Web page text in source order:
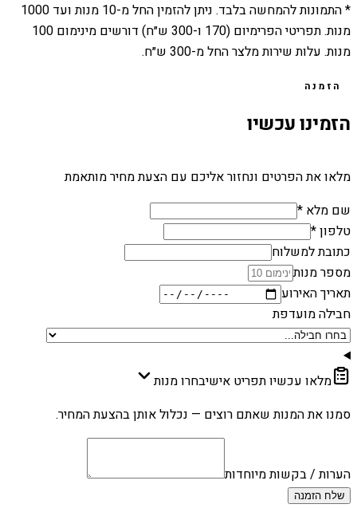
* התמונות להמחשה בלבד. ניתן להזמין החל מ-10 מנות ועד 1000
מנות. תפריטי הפרימיום (170 ו-300 ש״ח) דורשים מינימום 100
מנות. עלות שירות מלצר החל מ-300 ש״ח.
הזמנה
הזמינו עכשיו
מלאו את הפרטים ונחזור אליכם עם הצעת מחיר מותאמת
שם מלא *
טלפון *
כתובת למשלוח
מספר מנות
תאריך האירוע
חבילה מועדפת
מלאו עכשיו תפריט אישיבחרו מנות
סמנו את המנות שאתם רוצים — נכלול אותן בהצעת המחיר.
הערות / בקשות מיוחדות
שלח הזמנה